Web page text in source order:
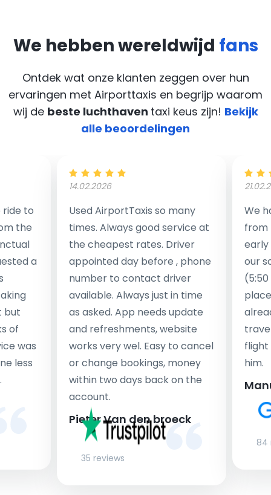
We hebben wereldwijd fans
Ontdek wat onze klanten zeggen over hun
ervaringen met Airporttaxis en begrijp waarom
wij de beste luchthaven taxi keus zijn! Bekijk
alle beoordelingen
to
the
a
but
of
was
less
14.02.2026
Used AirportTaxis so many
times. Always good service at
the cheapest rates. Driver
appointed day before , phone
number to contact driver
available. Always just in time
as asked. App needs update
and refreshments, website
works very wel. Easy to cancel
or change bookings, money
within two days back on the
account.
Pieter Van den broeck
35 reviews
We
from
early
our
flight
him.
84